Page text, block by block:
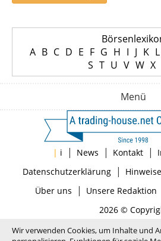
A B C D E F G H I J K L
S T U V W X
Menü
| i | News | Kontakt |
Datenschutzerklärung|
Über uns | Unsere Redaktion
2026 ©
Wir verwenden Cookies, um Inhalte und